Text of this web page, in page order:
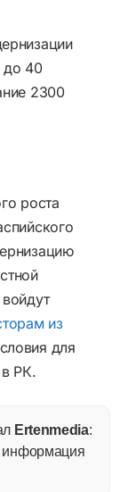
до 40
2300
роста
из
для
в РК.
Ertenmedia:
информация